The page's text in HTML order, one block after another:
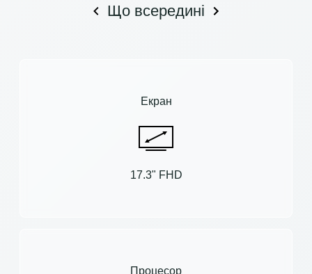
Що всередині
Екран
17.3" FHD
Процесор